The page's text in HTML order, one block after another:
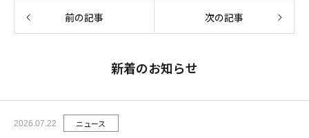
前の記事 次の記事
新着のお知らせ
2026.07.22 ニュース